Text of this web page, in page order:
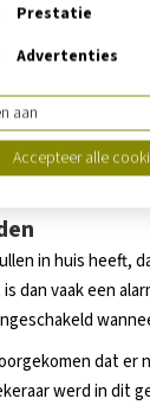
afsluit, is het
of sieraden,
het om
aanvulling
u hiervoor
in huis heeft,
dan vaak een
dat er
werd in dit
Prestatie
Advertenties
aan
Accepteer alle